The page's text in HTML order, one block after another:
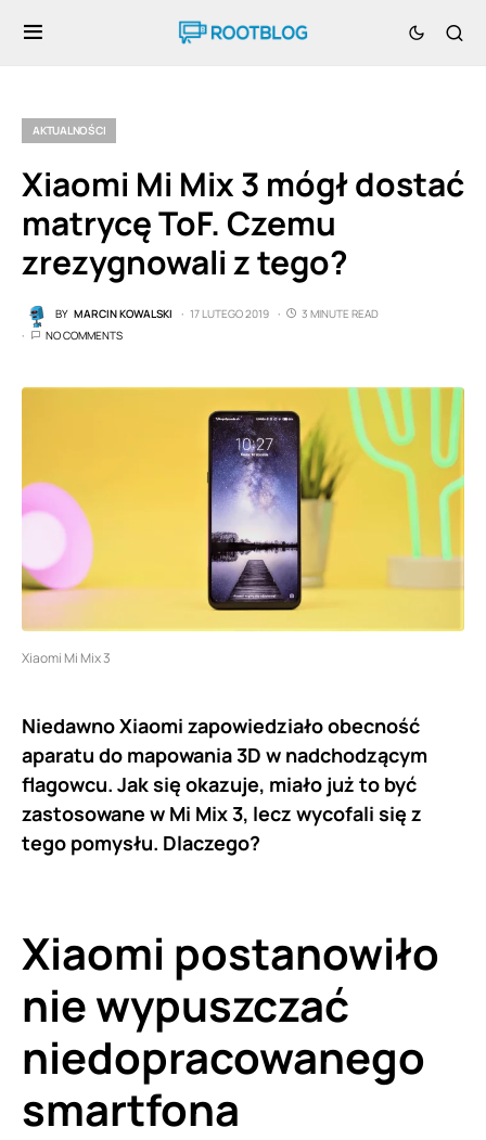
AKTUALNOŚCI
Xiaomi Mi Mix 3 mógł dostać
matrycę ToF. Czemu
zrezygnowali z tego?
BY MARCIN KOWALSKI 17 LUTEGO 2019
3 MINUTE READ
NO COMMENTS
Xiaomi Mi Mix 3
Niedawno Xiaomi zapowiedziało obecność
aparatu do mapowania 3D w nadchodzącym
flagowcu. Jak się okazuje, miało już to być
zastosowane w Mi Mix 3, lecz wycofali się z
tego pomysłu. Dlaczego?
Xiaomi postanowiło
nie wypuszczać
niedopracowanego
smartfona